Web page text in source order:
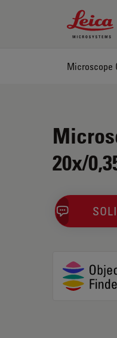
Leica
Microscope
20x/